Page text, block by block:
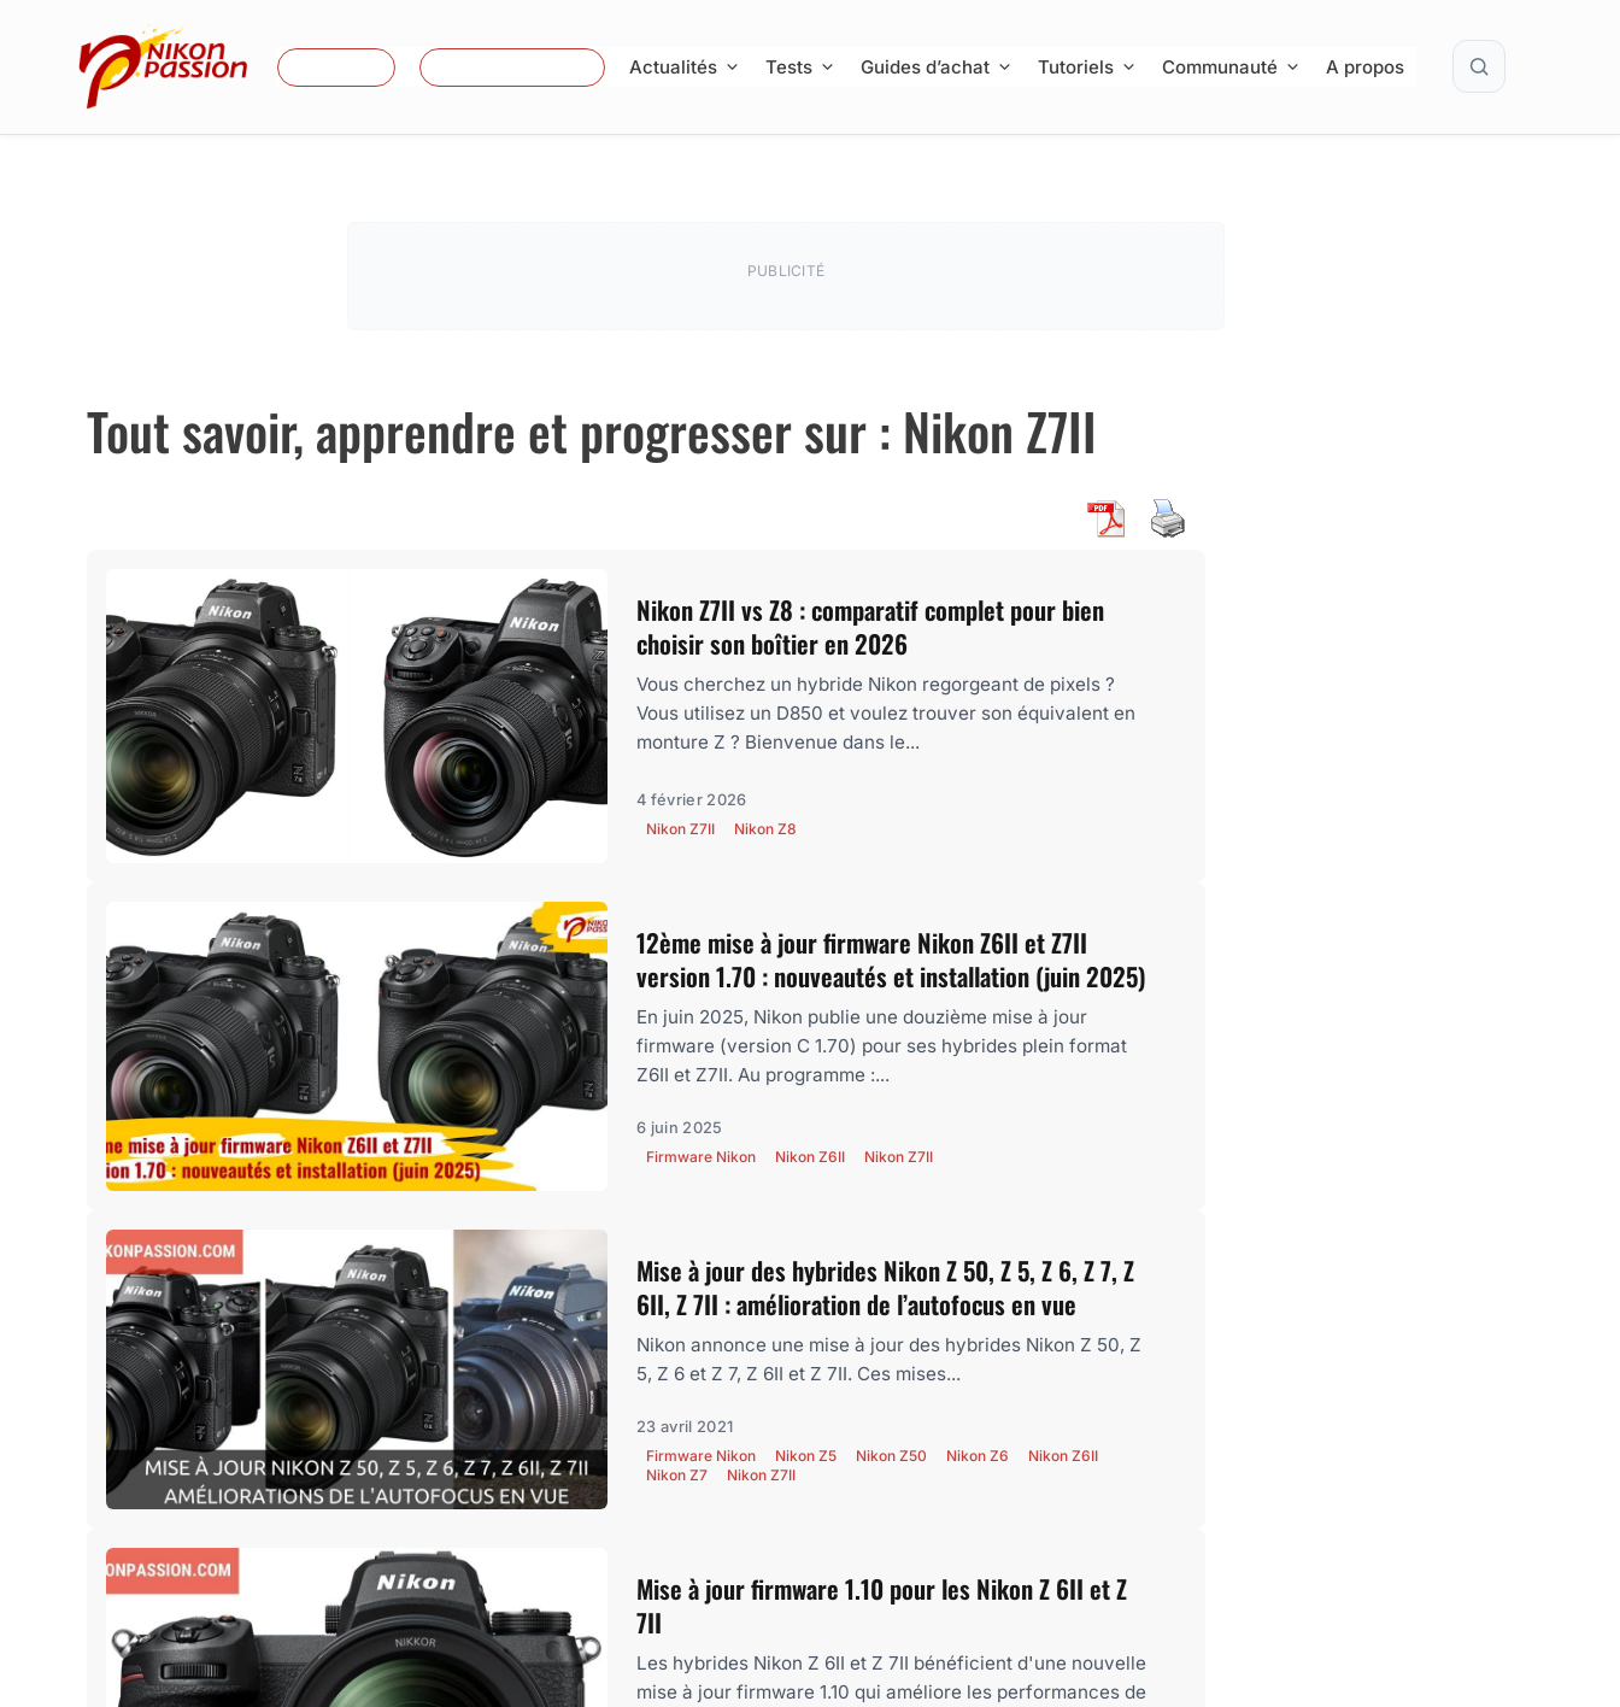
Actualités Tests Guides d’achat Tutoriels Communauté A propos Rechercher
PUBLICITÉ
Tout savoir, apprendre et progresser sur : Nikon Z7II
Nikon Z7II vs Z8 : comparatif complet pour bien
choisir son boîtier en 2026
Vous cherchez un hybride Nikon regorgeant de pixels ?
Vous utilisez un D850 et voulez trouver son équivalent en
monture Z ? Bienvenue dans le...
4 février 2026
Nikon Z7II
Nikon Z8
12ème mise à jour firmware Nikon Z6II et Z7II
version 1.70 : nouveautés et installation (juin 2025)
En juin 2025, Nikon publie une douzième mise à jour
firmware (version C 1.70) pour ses hybrides plein format
Z6II et Z7II. Au programme :...
6 juin 2025
Firmware Nikon
Nikon Z6II Nikon Z7II
Mise à jour des hybrides Nikon Z 50, Z 5, Z 6, Z 7, Z
6II, Z 7II : amélioration de l’autofocus en vue
Nikon annonce une mise à jour des hybrides Nikon Z 50, Z
5, Z 6 et Z 7, Z 6II et Z 7II. Ces mises...
23 avril 2021
Firmware Nikon
Nikon Z5 Nikon Z50 Nikon Z6
Nikon Z6II
Nikon Z7
Nikon Z7II
Mise à jour firmware 1.10 pour les Nikon Z 6II et Z
7II
Les hybrides Nikon Z 6II et Z 7II bénéficient d'une nouvelle
mise à jour firmware 1.10 qui améliore les performances de